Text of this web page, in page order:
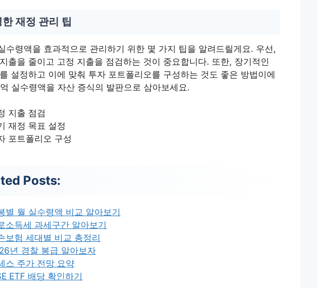
재정 관리 팁
수령액을 효과적으로 관리하기 위한 몇 가지 팁을 알려드릴게요. 우선,
출을 줄이고 고정 지출을 점검하는 것이 중요합니다. 또한, 장기적인
설정하고 이에 맞춰 투자 포트폴리오를 구성하는 것도 좋은 방법이에
실수령액을 자산 증식의 발판으로 삼아보세요.
지출 점검
재정 목표 설정
포트폴리오 구성
Posts:
별 월 실수령액 비교 알아보기
소득세 과세구간 알아보기
보험 세대별 비교 총정리
년 경찰 봉급 알아보자
스 주가 전망 요약
ETF 배당 확인하기